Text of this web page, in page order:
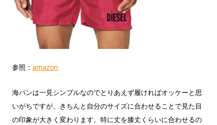
参照： amazon
海パンは一見シンプルなのでとりあえず履ければオッケーと思
いがちですが、きちんと自分のサイズに合わせることで見た目
の印象が大きく変わります。特に丈を膝丈くらいに合わせるの